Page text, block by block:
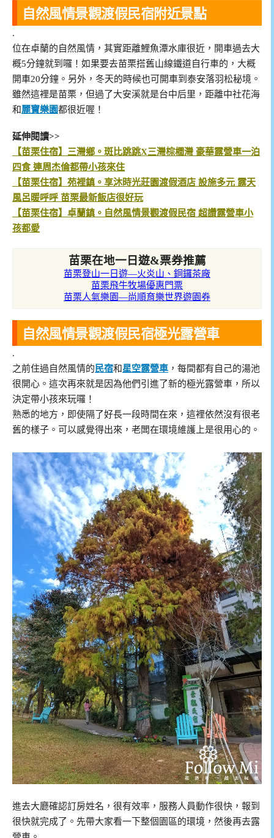
自然風情景觀渡假民宿附近景點
.
位在卓蘭的自然風情，其實距離鯉魚潭水庫很近，開車過去大
概5分鐘就到囉！如果要去苗栗搭舊山線鐵道自行車的，大概
開車20分鐘。另外，冬天的時候也可開車到泰安落羽松秘境。
雖然這裡是苗栗，但過了大安溪就是台中后里，距離中社花海
和麗寶樂園都很近喔！
延伸閱讀>>
【苗栗住宿】三灣鄉。斑比跳跳X三灣棕櫚灣 豪華露營車一泊
四食 連周杰倫都帶小孩來住
【苗栗住宿】苑裡鎮。享沐時光莊園渡假酒店 設施多元 露天
風呂暖呼呼 苗栗最新飯店很好玩
【苗栗住宿】卓蘭鎮。自然風情景觀渡假民宿 超讚露營車小
孩都愛
苗栗在地一日遊&票券推薦
苗栗登山一日遊—火炎山、銅鑼茶廠
苗栗飛牛牧場優惠門票
苗栗人氣樂園—尚順育樂世界遊園券
自然風情景觀渡假民宿極光露營車
.
之前住過自然風情的 民宿和星空露營車 ，每間都有自己的湯池
很開心。這次再來就是因為他們引進了新的極光露營車，所以
決定帶小孩來玩囉！
熟悉的地方，即使隔了好長一段時間在來，這裡依然沒有很老
舊的樣子。可以感覺得出來，老闆在環境維護上是很用心的。
進去大廳確認訂房姓名，很有效率，服務人員動作很快，報到
很快就完成了。先帶大家看一下整個園區的環境，然後再去露